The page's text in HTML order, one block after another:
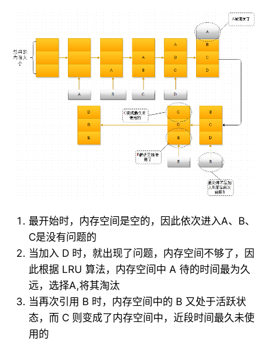
最开始时，内存空间是空的，因此依次进入A、B、
C是没有问题的
当加入 D 时，就出现了问题，内存空间不够了，因
此根据 LRU 算法，内存空间中 A 待的时间最为久
远，选择A,将其淘汰
当再次引用 B 时，内存空间中的 B 又处于活跃状
态，而 C 则变成了内存空间中，近段时间最久未使
用的